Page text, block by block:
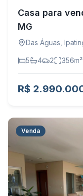
Casa para
MG
Das Águas
5 4 2 356m²
R$
Venda